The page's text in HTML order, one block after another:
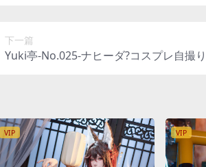
下一篇
Yuki亭-No.025-ナヒーダ?コスプレ自撮
VIP VIP